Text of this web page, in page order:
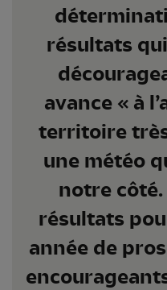
résultats
avance « à
territoire
une météo
notre
résultats
année de